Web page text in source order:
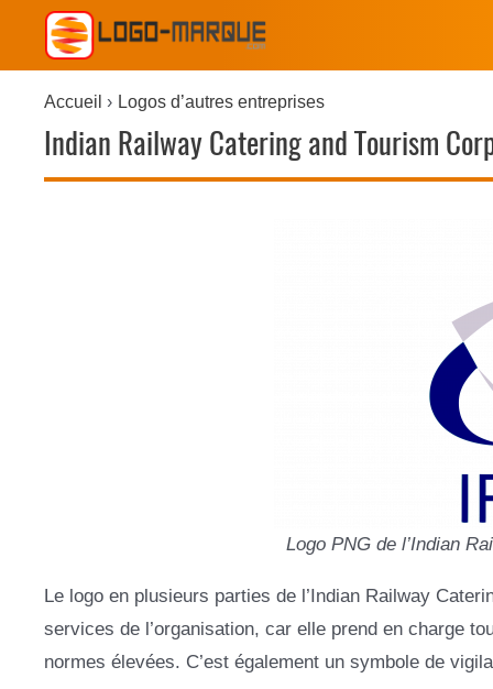
Accueil Logos d’autres entreprises
Indian Railway Catering and Tourism
Logo PNG de l’Indian
Le logo en plusieurs parties de l’Indian Railway
services de l’organisation, car elle prend en charge
normes élevées. C’est également un symbole de